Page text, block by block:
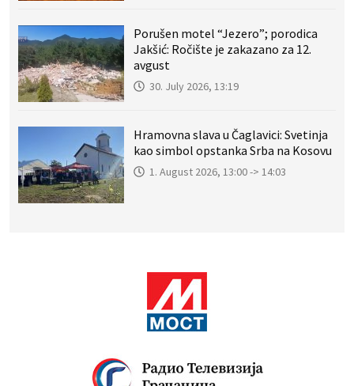
Porušen motel “Jezero”; porodica
Jakšić: Ročište je zakazano za 12.
avgust
30. July 2026, 13:19
Hramovna slava u Čaglavici: Svetinja
kao simbol opstanka Srba na Kosovu
1. August 2026, 13:00 -> 14:03